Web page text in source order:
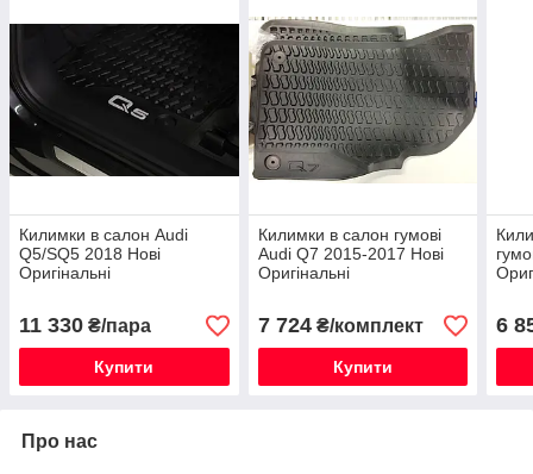
Килимки в салон Audi
Q5/SQ5 2018 Нові
Оригінальні
11 330 ₴/пара
Купити
Килимки в салон гумові
Audi Q7 2015-2017 Нові
Оригінальні
7 724₴/комплект
Купити
6
Про нас